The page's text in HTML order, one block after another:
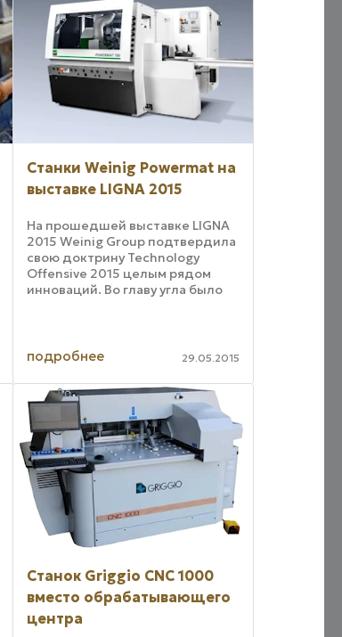
вытянутой руки ...
Станки Weinig Powermat на
выставке LIGNA 2015
На прошедшей выставке LIGNA
2015 Weinig Group подтвердила
свою доктрину Technology
Offensive 2015 целым рядом
инноваций. Во главу угла было
использования ресурсов, ...
подробнее 29.05.2015
Станок Griggio CNC 1000
вместо обрабатывающего
центра